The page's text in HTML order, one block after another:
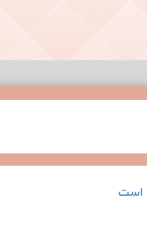
است